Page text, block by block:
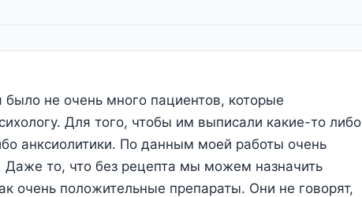
не очень много пациентов, которые
Для того, чтобы им выписали какие-то либо
анксиолитики. По данным моей работы очень
Даже то, что без рецепта мы можем назначить
очень положительные препараты. Они не говорят,